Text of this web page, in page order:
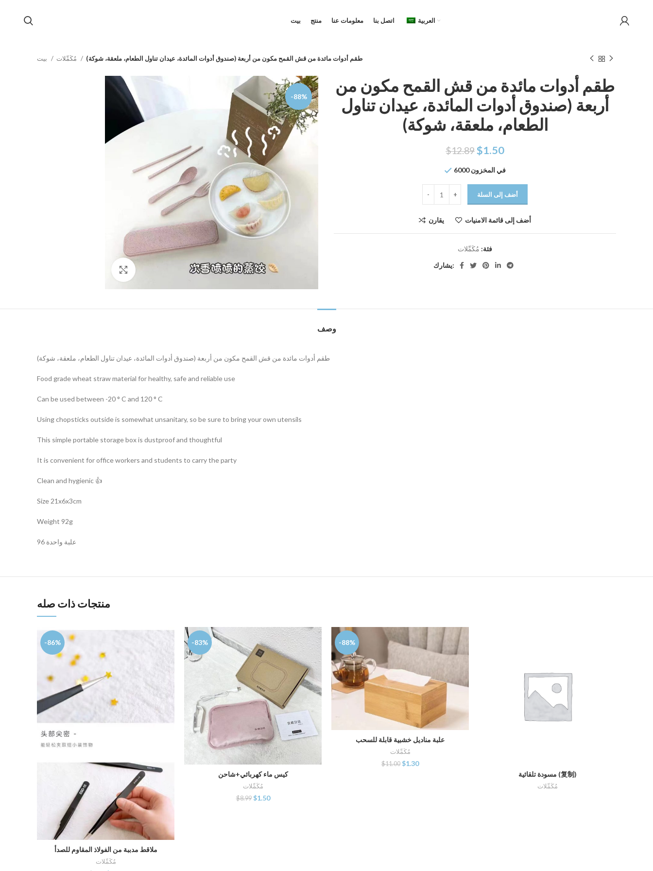
بيت منتج معلومات عنا اتصل بنا العربية
طقم أدوات مائدة من قش القمح مكون من أربعة (صندوق أدوات المائدة، عيدان تناول الطعام، ملعقة، شوكة)
-88%
اضغط للتكبير
طقم أدوات مائدة من قش القمح مكون من
أربعة (صندوق أدوات المائدة، عيدان تناول
الطعام، ملعقة، شوكة)
$12.89$1.50
6000 في المخزون
أضف إلى السلة
يقارن أضف إلى قائمة الامنيات
فئة: مُكَمِّلات
يشارك:
وصف
طقم أدوات مائدة من قش القمح مكون من أربعة (صندوق أدوات المائدة، عيدان تناول الطعام، ملعقة، شوكة)
Food grade wheat straw material for healthy, safe and reliable use
Can be used between -20 ° C and 120 ° C
Using chopsticks outside is somewhat unsanitary, so be sure to bring your own utensils
This simple portable storage box is dustproof and thoughtful
It is convenient for office workers and students to carry the party
Clean and hygienic 👍
Size 21x6x3cm
Weight 92g
علبة واحدة 96
منتجات ذات صله
-86%
أضف إلى السلة
ملاقط مدببة من الفولاذ المقاوم للصدأ
مُكَمِّلات
-83%
أضف إلى السلة
كيس ماء كهربائي+شاحن
مُكَمِّلات
$8.99 $1.50
-88%
أضف إلى السلة
علبة مناديل خشبية قابلة للسحب
مُكَمِّلات
$11.00 $1.30
اقرأ أكثر مسودة تلقائية (复制)
مُكَمِّلات